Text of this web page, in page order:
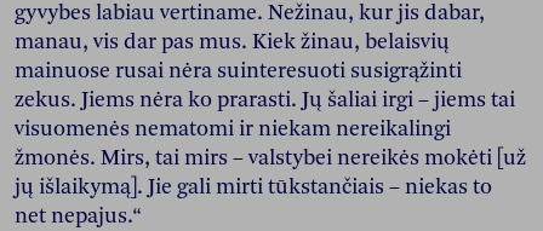
gyvybes labiau vertiname. Nežinau, kur jis dabar,
manau, vis dar pas mus. Kiek žinau, belaisvių
mainuose rusai nėra suinteresuoti susigrąžinti
zekus. Jiems nėra ko prarasti. Jų šaliai irgi – jiems tai
visuomenės nematomi ir niekam nereikalingi
žmonės. Mirs, tai mirs – valstybei nereikės mokėti [už
jų išlaikymą]. Jie gali mirti tūkstančiais – niekas to
net nepajus.“